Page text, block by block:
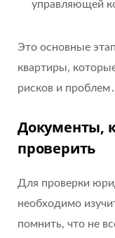
управляющей
Это основные
квартиры,
рисков и проблем․
Документы,
проверить
Для проверки
необходимо
помнить, что не